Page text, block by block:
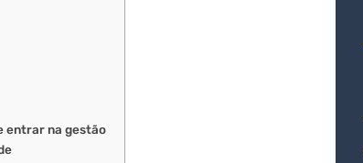
entrar na gestão